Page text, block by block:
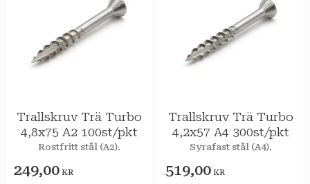
Trallskruv Trä Turbo
4,8x75 A2 100st/pkt
Rostfritt stål (A2).
249,00 KR
Trallskruv Trä Turbo
4,2x57 A4 300st/pkt
Syrafast stål (A4).
519,00 KR